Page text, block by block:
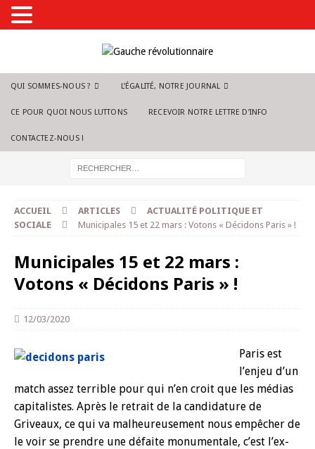
QUI SOMMES-NOUS ? L’ÉGALITÉ, NOTRE JOURNAL
CE POUR QUOI NOUS LUTTONS RECEVOIR NOTRE LETTRE D’INFO
CONTACTEZ-NOUS !
ACCUEIL ARTICLES
ACTUALITÉ POLITIQUE ET
SOCIALE
Municipales 15 et 22 mars : Votons « Décidons Paris » !
Municipales 15 et 22 mars :
Votons « Décidons Paris » !
12/03/2020
Paris est
l’enjeu d’un
match assez terrible pour qui n’en croit que les médias
capitalistes. Après le retrait de la candidature de
Griveaux, ce qui va malheureusement nous empêcher de
le voir se prendre une défaite monumentale, c’est l’ex-